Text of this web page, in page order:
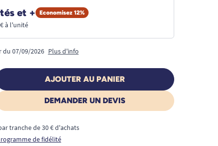
et + Economisez 12%
à l'unité
du 07/09/2026 Plus d'info
AJOUTER AU PANIER
DEMANDER UN DEVIS
tranche de 30 € d'achats
de fidélité